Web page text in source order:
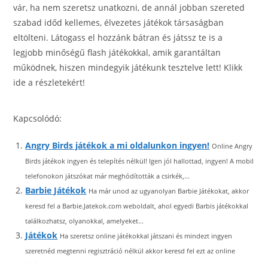
vár, ha nem szeretsz unatkozni, de annál jobban szereted
szabad időd kellemes, élvezetes játékok társaságban
eltölteni. Látogass el hozzánk bátran és játssz te is a
legjobb minőségű flash játékokkal, amik garantáltan
működnek, hiszen mindegyik játékunk tesztelve lett! Klikk
ide a részletekért!
t
Kapcsolódó:
Angry Birds játékok a mi oldalunkon ingyen! Online Angry
Birds játékok ingyen és telepítés nélkül! Igen jól hallottad, ingyen! A mobil
telefonokon játszókat már meghódították a csirkék,...
Barbie Játékok Ha már unod az ugyanolyan Barbie Játékokat, akkor
keresd fel a Barbie.Jatekok.com weboldalt, ahol egyedi Barbis játékokkal
találkozhatsz, olyanokkal, amelyeket...
Játékok Ha szeretsz online játékokkal játszani és mindezt ingyen
szeretnéd megtenni regisztráció nélkül akkor keresd fel ezt az online